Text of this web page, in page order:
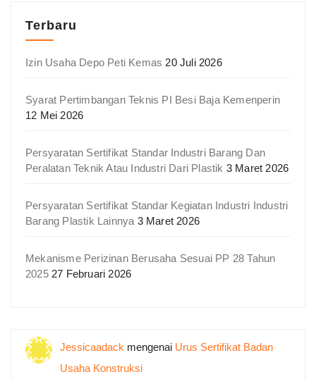
Terbaru
Izin Usaha Depo Peti Kemas 20 Juli 2026
Syarat Pertimbangan Teknis PI Besi Baja Kemenperin
12 Mei 2026
Persyaratan Sertifikat Standar Industri Barang Dan
Peralatan Teknik Atau Industri Dari Plastik 3 Maret 2026
Persyaratan Sertifikat Standar Kegiatan Industri Industri
Barang Plastik Lainnya 3 Maret 2026
Mekanisme Perizinan Berusaha Sesuai PP 28 Tahun
2025 27 Februari 2026
Jessicaadack mengenai Urus Sertifikat Badan
Usaha Konstruksi